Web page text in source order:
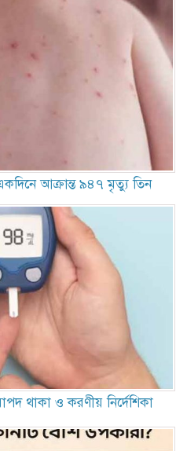
আক্রান্ত ৯৪৭ মৃত্যু তিন
থাকা ও করণীয় নির্দেশিকা